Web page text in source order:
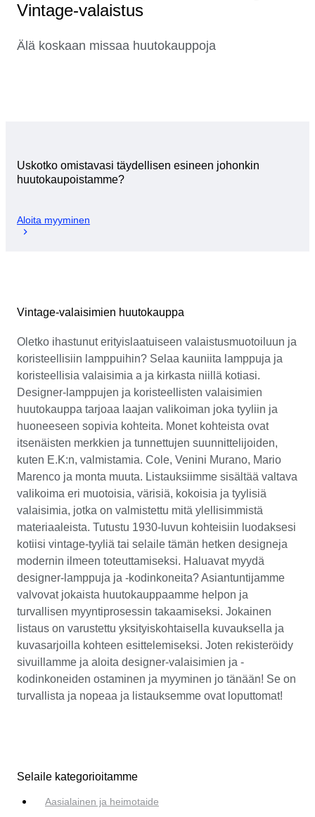
Vintage-valaistus
Älä koskaan missaa huutokauppoja
Uskotko omistavasi täydellisen esineen johonkin
huutokaupoistamme?
Aloita myyminen
Vintage-valaisimien huutokauppa
Oletko ihastunut erityislaatuiseen valaistusmuotoiluun ja
koristeellisiin lamppuihin? Selaa kauniita lamppuja ja
koristeellisia valaisimia a ja kirkasta niillä kotiasi.
Designer-lamppujen ja koristeellisten valaisimien
huutokauppa tarjoaa laajan valikoiman joka tyyliin ja
huoneeseen sopivia kohteita. Monet kohteista ovat
itsenäisten merkkien ja tunnettujen suunnittelijoiden,
kuten E.K:n, valmistamia. Cole, Venini Murano, Mario
Marenco ja monta muuta. Listauksiimme sisältää valtava
valikoima eri muotoisia, värisiä, kokoisia ja tyylisiä
valaisimia, jotka on valmistettu mitä ylellisimmistä
materiaaleista. Tutustu 1930-luvun kohteisiin luodaksesi
kotiisi vintage-tyyliä tai selaile tämän hetken designeja
modernin ilmeen toteuttamiseksi. Haluavat myydä
designer-lamppuja ja -kodinkoneita? Asiantuntijamme
valvovat jokaista huutokauppaamme helpon ja
turvallisen myyntiprosessin takaamiseksi. Jokainen
listaus on varustettu yksityiskohtaisella kuvauksella ja
kuvasarjoilla kohteen esittelemiseksi. Joten rekisteröidy
sivuillamme ja aloita designer-valaisimien ja -
kodinkoneiden ostaminen ja myyminen jo tänään! Se on
turvallista ja nopeaa ja listauksemme ovat loputtomat!
Selaile kategorioitamme
Aasialainen ja heimotaide